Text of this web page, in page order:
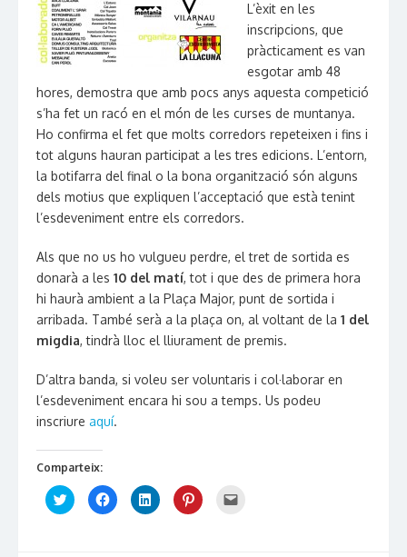
L’èxit en les
inscripcions, que
pràcticament es van
esgotar amb 48
hores, demostra que amb pocs anys aquesta competició
s’ha fet un racó en el món de les curses de muntanya.
Ho confirma el fet que molts corredors repeteixen i fins i
tot alguns hauran participat a les tres edicions. L’entorn,
la botifarra del final o la bona organització són alguns
dels motius que expliquen l’acceptació que està tenint
l’esdeveniment entre els corredors.
Als que no us ho vulgueu perdre, el tret de sortida es
donarà a les 10 del matí, tot i que des de primera hora
hi haurà ambient a la Plaça Major, punt de sortida i
arribada. També serà a la plaça on, al voltant de la 1 del
migdia, tindrà lloc el lliurament de premis.
D’altra banda, si voleu ser voluntaris i col·laborar en
l’esdeveniment encara hi sou a temps. Us podeu
inscriure aquí.
Comparteix:
Click
to
share
Click
to
share
Click
to
share
Click
to